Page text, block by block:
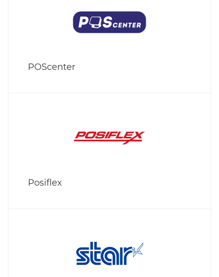
POScenter
Posiflex